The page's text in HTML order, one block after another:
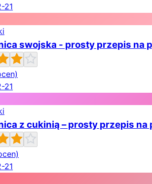
21
swojska - prosty przepis na
21
z cukinią – prosty przepis
21